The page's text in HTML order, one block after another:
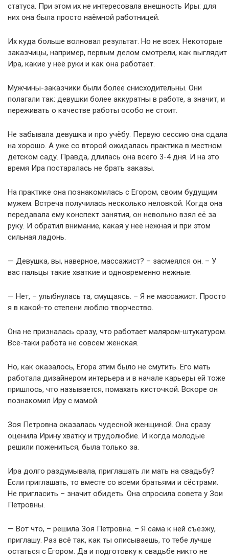
статуса. При этом их не интересовала внешность Иры: для
них она была просто наёмной работницей.
Их куда больше волновал результат. Но не всех. Некоторые
заказчицы, например, первым делом смотрели, как выглядит
Ира, какие у неё руки и как она работает.
Мужчины-заказчики были более снисходительны. Они
полагали так: девушки более аккуратны в работе, а значит, и
переживать о качестве работы особо не стоит.
Не забывала девушка и про учёбу. Первую сессию она сдала
на хорошо. А уже со второй ожидалась практика в местном
детском саду. Правда, длилась она всего 3-4 дня. И на это
время Ира постаралась не брать заказы.
На практике она познакомилась с Егором, своим будущим
мужем. Встреча получилась несколько неловкой. Когда она
передавала ему конспект занятия, он невольно взял её за
руку. И обратил внимание, какая у неё нежная и при этом
сильная ладонь.
— Девушка, вы, наверное, массажист? – засмеялся он. – У
вас пальцы такие хваткие и одновременно нежные.
— Нет, – улыбнулась та, смущаясь. – Я не массажист. Просто
я в какой-то степени люблю творчество.
Она не призналась сразу, что работает маляром-штукатуром.
Всё-таки работа не совсем женская.
Но, как оказалось, Егора этим было не смутить. Его мать
работала дизайнером интерьера и в начале карьеры ей тоже
пришлось, что называется, помахать кисточкой. Вскоре он
познакомил Иру с мамой.
Зоя Петровна оказалась чудесной женщиной. Она сразу
оценила Ирину хватку и трудолюбие. И когда молодые
решили пожениться, была только за.
Ира долго раздумывала, приглашать ли мать на свадьбу?
Если приглашать, то вместе со всеми братьями и сёстрами.
Не пригласить – значит обидеть. Она спросила совета у Зои
Петровны.
— Вот что, – решила Зоя Петровна. – Я сама к ней съезжу,
приглашу. Раз всё так, как ты описываешь, то тебе лучше
остаться с Егором. Да и подготовку к свадьбе никто не